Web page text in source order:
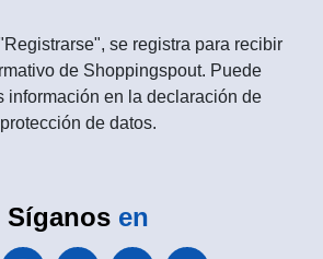
se registra para recibir
de Shoppingspout. Puede
información en la declaración de
protección de datos.
Síganos en